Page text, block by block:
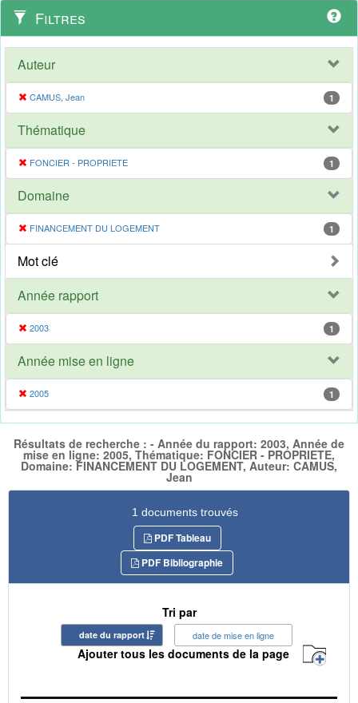
Filtres
Auteur
CAMUS, Jean 1
Thématique
FONCIER - PROPRIETE 1
Domaine
FINANCEMENT DU LOGEMENT 1
Mot clé
Année rapport
2003 1
Année mise en ligne
2005 1
Résultats de recherche : - Année du rapport: 2003, Année de
mise en ligne: 2005, Thématique: FONCIER - PROPRIETE,
Domaine: FINANCEMENT DU LOGEMENT, Auteur: CAMUS,
Jean
1 documents trouvés
PDF Tableau
PDF Bibliographie
Tri par
date du rapport date de mise en ligne
Ajouter tous les documents de la page